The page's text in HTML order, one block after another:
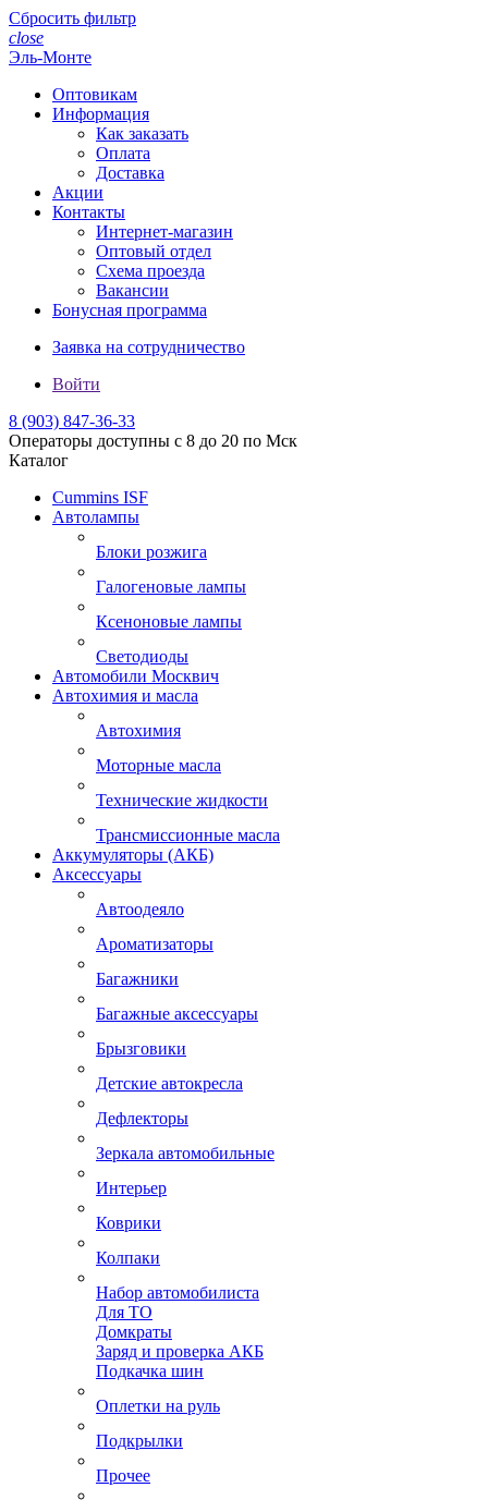
Сбросить фильтр
close
Эль-Монте
Оптовикам
Информация
Как заказать
Оплата
Доставка
Акции
Контакты
Интернет-магазин
Оптовый отдел
Схема проезда
Вакансии
Бонусная программа
Заявка на сотрудничество
Войти
8 (903) 847-36-33
Операторы доступны с 8 до 20 по Мск
Каталог
Cummins ISF
Автолампы
Блоки розжига
Галогеновые лампы
Ксеноновые лампы
Светодиоды
Автомобили Москвич
Автохимия и масла
Автохимия
Моторные масла
Технические жидкости
Трансмиссионные масла
Аккумуляторы (АКБ)
Аксессуары
Автоодеяло
Ароматизаторы
Багажники
Багажные аксессуары
Брызговики
Детские автокресла
Дефлекторы
Зеркала автомобильные
Интерьер
Коврики
Колпаки
Набор автомобилиста
Для ТО
Домкраты
Заряд и проверка АКБ
Подкачка шин
Оплетки на руль
Подкрылки
Прочее